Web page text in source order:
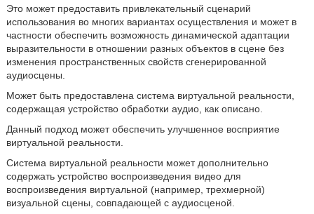
Это может предоставить привлекательный сценарий
использования во многих вариантах осуществления и может в
частности обеспечить возможность динамической адаптации
выразительности в отношении разных объектов в сцене без
изменения пространственных свойств сгенерированной
аудиосцены.
Может быть предоставлена система виртуальной реальности,
содержащая устройство обработки аудио, как описано.
Данный подход может обеспечить улучшенное восприятие
виртуальной реальности.
Система виртуальной реальности может дополнительно
содержать устройство воспроизведения видео для
воспроизведения виртуальной (например, трехмерной)
визуальной сцены, совпадающей с аудиосценой.